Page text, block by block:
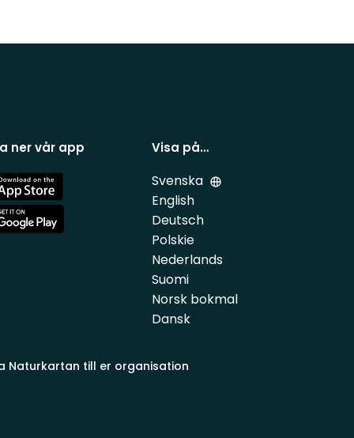
ner vår app Visa på…
Svenska
English
Deutsch
Polskie
Nederlands
Suomi
Norsk bokmal
Dansk
Naturkartan till er organisation